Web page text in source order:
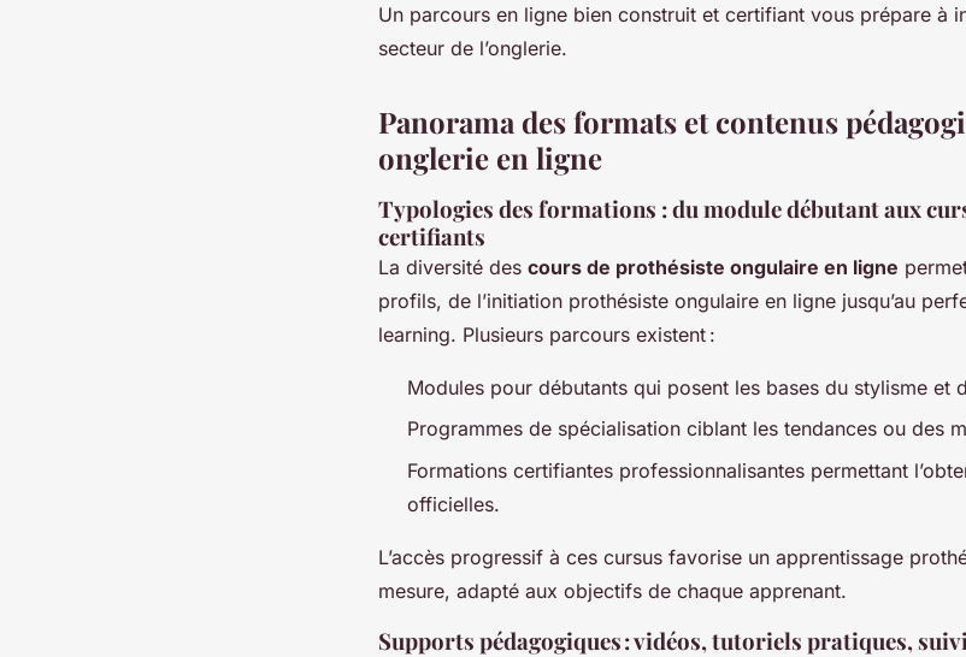
Un parcours en ligne bien construit et certifiant vous prépare à
secteur de l’onglerie.
Panorama des formats et contenus
onglerie en ligne
Typologies des formations : du module débutant aux
certifiants
La diversité des cours de prothésiste ongulaire en ligne
profils, de l’initiation prothésiste ongulaire en ligne jusqu’au
learning. Plusieurs parcours existent :
Modules pour débutants qui posent les bases du stylisme et
Programmes de spécialisation ciblant les tendances ou des
Formations certifiantes professionnalisantes permettant
officielles.
L’accès progressif à ces cursus favorise un apprentissage
mesure, adapté aux objectifs de chaque apprenant.
Supports pédagogiques : vidéos, tutoriels pratiques,